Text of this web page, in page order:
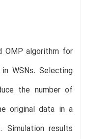
OMP algorithm for
WSNs. Selecting
the number of
original data in a
results